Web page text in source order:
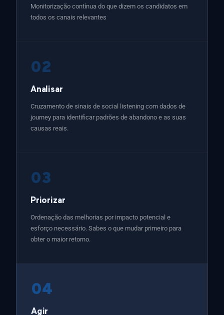
Monitorização contínua do que dizem os candidatos em
todos os canais relevantes
02
Analisar
Cruzamento de sinais de social listening com dados de
journey para identificar padrões de abandono e as suas
causas reais.
03
Priorizar
Ordenação das melhorias por impacto potencial e
esforço necessário. Sabes o que mudar primeiro para
obter o maior retorno.
04
Agir